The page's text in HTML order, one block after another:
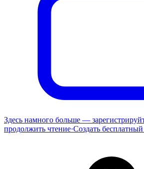
Здесь намного больше —
продолжить чтение·Создать бесплатный